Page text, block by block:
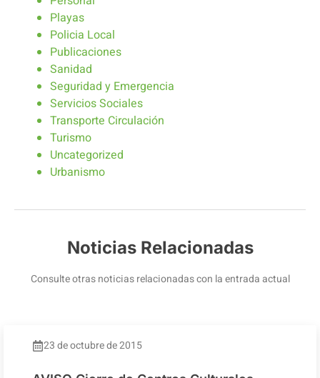
Playas
Policia Local
Publicaciones
Sanidad
Seguridad y Emergencia
Servicios Sociales
Transporte Circulación
Turismo
Uncategorized
Urbanismo
Noticias Relacionadas
Consulte otras noticias relacionadas con la entrada actual
23 de octubre de 2015